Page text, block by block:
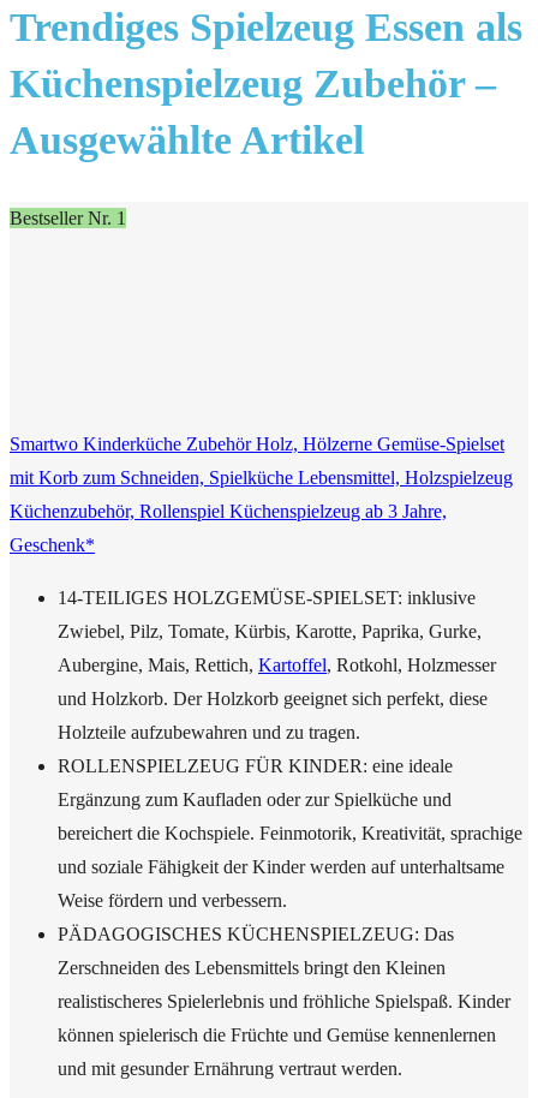
Trendiges Spielzeug Essen als
Küchenspielzeug Zubehör –
Ausgewählte Artikel
Bestseller Nr. 1
Smartwo Kinderküche Zubehör Holz, Hölzerne Gemüse-Spielset
mit Korb zum Schneiden, Spielküche Lebensmittel, Holzspielzeug
Küchenzubehör, Rollenspiel Küchenspielzeug ab 3 Jahre,
Geschenk*
14-TEILIGES HOLZGEMÜSE-SPIELSET: inklusive
Zwiebel, Pilz, Tomate, Kürbis, Karotte, Paprika, Gurke,
Aubergine, Mais, Rettich, Kartoffel, Rotkohl, Holzmesser
und Holzkorb. Der Holzkorb geeignet sich perfekt, diese
Holzteile aufzubewahren und zu tragen.
ROLLENSPIELZEUG FÜR KINDER: eine ideale
Ergänzung zum Kaufladen oder zur Spielküche und
bereichert die Kochspiele. Feinmotorik, Kreativität, sprachige
und soziale Fähigkeit der Kinder werden auf unterhaltsame
Weise fördern und verbessern.
PÄDAGOGISCHES KÜCHENSPIELZEUG: Das
Zerschneiden des Lebensmittels bringt den Kleinen
realistischeres Spielerlebnis und fröhliche Spielspaß. Kinder
können spielerisch die Früchte und Gemüse kennenlernen
und mit gesunder Ernährung vertraut werden.